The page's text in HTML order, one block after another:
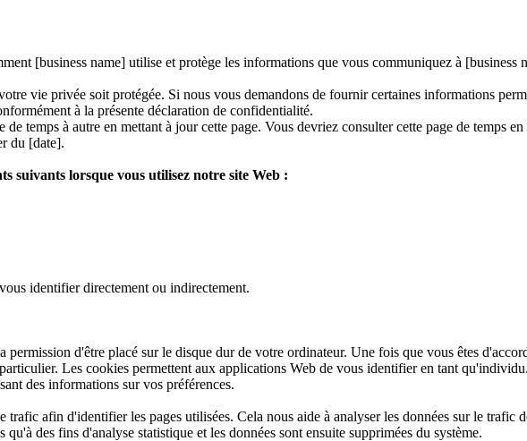
[business name] utilise et protège les informations que vous communiquez à [business
vie privée soit protégée. Si nous vous demandons de fournir certaines informations
à la présente déclaration de confidentialité.
temps à autre en mettant à jour cette page. Vous devriez consulter cette page de temps
du [date].
suivants lorsque vous utilisez notre site Web :
identifier directement ou indirectement.
d'être placé sur le disque dur de votre ordinateur. Une fois que vous êtes
Les cookies permettent aux applications Web de vous identifier en tant
des informations sur vos préférences.
afin d'identifier les pages utilisées. Cela nous aide à analyser les données sur le trafic
des fins d'analyse statistique et les données sont ensuite supprimées du système.